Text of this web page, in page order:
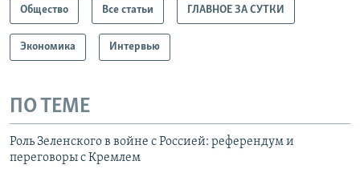
Общество Все статьи ГЛАВНОЕ ЗА СУТКИ
Экономика Интервью
ПО ТЕМЕ
Роль Зеленского в войне с Россией: референдум и
переговоры с Кремлем